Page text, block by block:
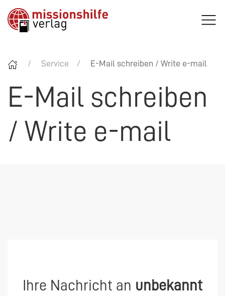
Service E-Mail schreiben / Write e-mail
E-Mail schreiben
/ Write e-mail
Ihre Nachricht an unbekannt